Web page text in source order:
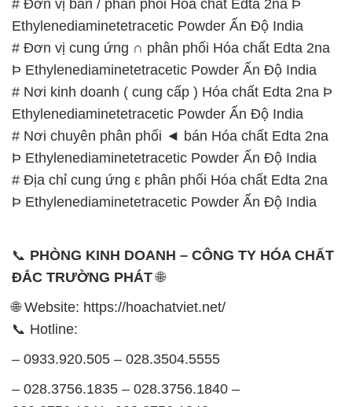
🌐 Website: https://hoachatviet.net/
📞 Hotline:
– 0933.920.505 – 028.3504.5555
– 028.3756.1835 – 028.3756.1840 –
028.3756.1841- 028.3756.1842
– 0932.660.696 – 0901.326.566 – 0906.387.866 –
0902.765.866
📧 Email: hoachat@dactruongphat.vn
TRƯỜNG PHÁT
Thời gian làm việctại Hóa Chất Đắc Trường Phát
được tổ chức như sau:
Thứ 2 đến thứ 6: Buổi sáng: từ 8h đến 11h – Buổi
chiều: từ 12h30 đến 17h
Thứ 7: Buổi sáng: từ 8h đến 11h – Buổi chiều: từ